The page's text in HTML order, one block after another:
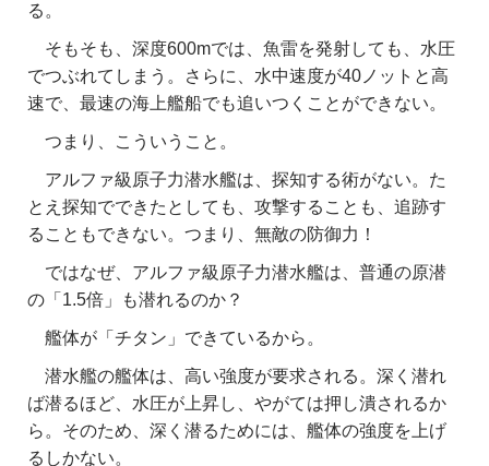
る。
そもそも、深度600mでは、魚雷を発射しても、水圧
でつぶれてしまう。さらに、水中速度が40ノットと高
速で、最速の海上艦船でも追いつくことができない。
つまり、こういうこと。
アルファ級原子力潜水艦は、探知する術がない。た
とえ探知でできたとしても、攻撃することも、追跡す
ることもできない。つまり、無敵の防御力！
ではなぜ、アルファ級原子力潜水艦は、普通の原潜
の「1.5倍」も潜れるのか？
艦体が「チタン」できているから。
潜水艦の艦体は、高い強度が要求される。深く潜れ
ば潜るほど、水圧が上昇し、やがては押し潰されるか
ら。そのため、深く潜るためには、艦体の強度を上げ
るしかない。